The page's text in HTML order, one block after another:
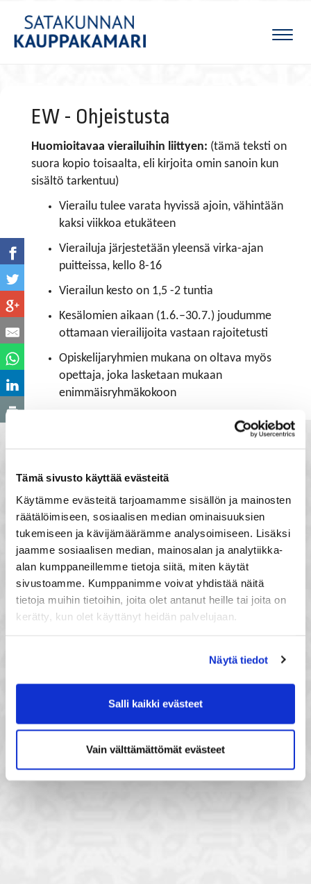
Tämä sivusto käyttää evästeitä
Käytämme evästeitä tarjoamamme sisällön ja mainosten
räätälöimiseen, sosiaalisen median ominaisuuksien
tukemiseen ja kävijämäärämme analysoimiseen. Lisäksi
jaamme sosiaalisen median, mainosalan ja analytiikka-
alan kumppaneillemme tietoja siitä, miten käytät
sivustoamme. Kumppanimme voivat yhdistää näitä
tietoja muihin tietoihin, joita olet antanut heille tai joita on
kerätty, kun olet käyttänyt heidän palvelujaan.
Näytä tiedot
Salli kaikki evästeet
Vain välttämättömät evästeet
EW - Ohjeistusta
Huomioitavaa vierailuihin liittyen: (tämä teksti on
suora kopio toisaalta, eli kirjoita omin sanoin kun
sisältö tarkentuu)
Vierailu tulee varata hyvissä ajoin, vähintään
kaksi viikkoa etukäteen
Vierailuja järjestetään yleensä virka-ajan
puitteissa, kello 8-16
Vierailun kesto on 1,5 -2 tuntia
Kesälomien aikaan (1.6.–30.7.) joudumme
ottamaan vierailijoita vastaan rajoitetusti
Opiskelijaryhmien mukana on oltava myös
opettaja, joka lasketaan mukaan
enimmäisryhmäkokoon